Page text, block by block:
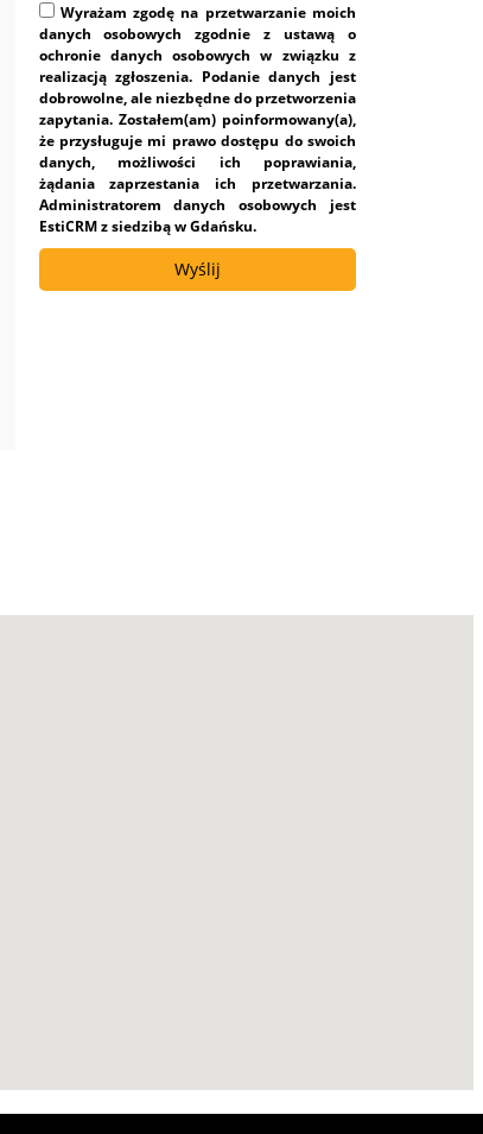
Wyrażam zgodę na przetwarzanie moich
danych osobowych zgodnie z ustawą o
ochronie danych osobowych w związku z
realizacją zgłoszenia. Podanie danych jest
dobrowolne, ale niezbędne do przetworzenia
zapytania. Zostałem(am) poinformowany(a),
że przysługuje mi prawo dostępu do swoich
danych, możliwości ich poprawiania,
żądania zaprzestania ich przetwarzania.
Administratorem danych osobowych jest
EstiCRM z siedzibą w Gdańsku.